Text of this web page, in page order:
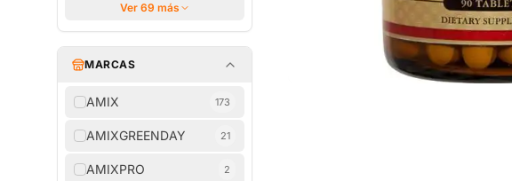
Ver 69 más
MARCAS
AMIX 173
AMIXGREENDAY 21
AMIXPRO 2